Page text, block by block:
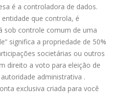
é a controladora de dados.
que controla, é
sob controle comum de uma
significa a propriedade de 50%
societárias ou outros
direito a voto para eleição de
administrativa .
exclusiva criada para você